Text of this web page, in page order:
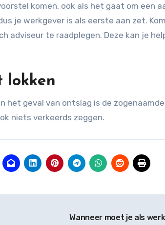
komen, ook als het gaat om een
je werkgever is als eerste aan zet.
adviseur te raadplegen. Deze kan je
lokken
het geval van ontslag is de
niets verkeerds zeggen.
Wanneer moet je als